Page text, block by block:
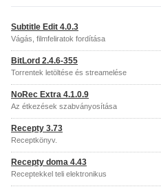
Subtitle Edit 4.0.3
Vágás, filmfeliratok fordítása
BitLord 2.4.6-355
Torrentek letöltése és streamelése
NoRec Extra 4.1.0.9
Az étkezések szabványosítása
Recepty 3.73
Receptkönyv.
Recepty doma 4.43
Receptekkel teli elektronikus
szakácskönyv.